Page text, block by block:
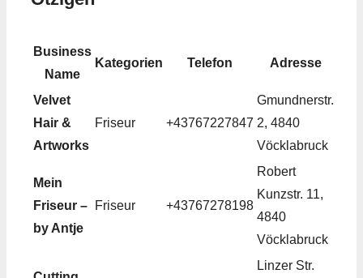
Business
Name
Kategorien Telefon Adresse
Velvet
Hair &
Artworks
Friseur +43767227847
Gmundnerstr.
2, 4840
Vöcklabruck
Mein
Friseur –
by Antje
Friseur +43767278198
Robert
Kunzstr. 11,
4840
Vöcklabruck
Linzer Str.